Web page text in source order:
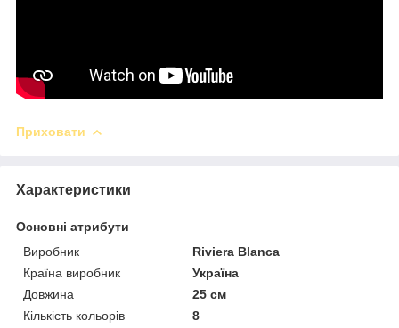
Приховати
Характеристики
Основні атрибути
Виробник
Riviera Blanca
Країна виробник
Україна
Довжина
25 см
Кількість кольорів
8